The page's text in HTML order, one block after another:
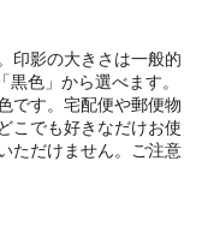
印影の大きさは一般的
色」から選べます。
です。宅配便や郵便物
こでも好きなだけお使
ただけません。ご注意